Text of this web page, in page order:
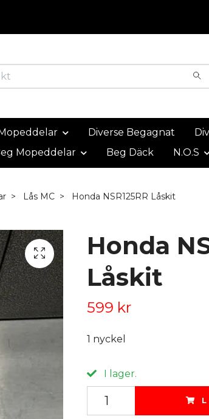
Diverse Begagnat
Mopeddelar Beg Däck N.O.S
Lås MC Honda NSR125RR Låskit
Honda
Låskit
599 kr
1 nyckel
I lager.